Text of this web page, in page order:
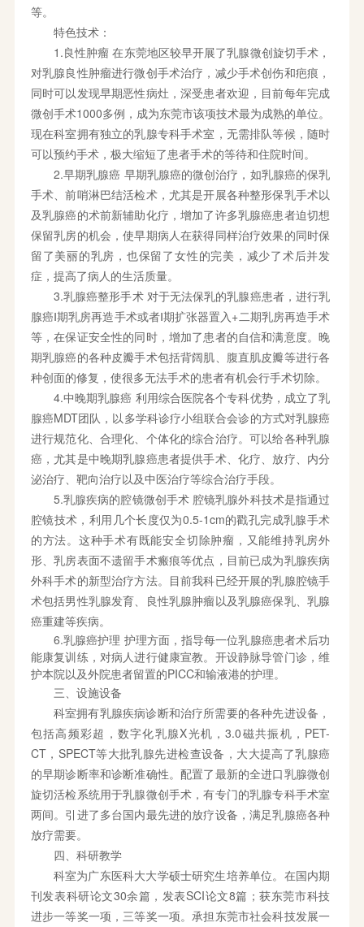
等。
特色技术：
1.良性肿瘤 在东莞地区较早开展了乳腺微创旋切手术，
对乳腺良性肿瘤进行微创手术治疗，减少手术创伤和疤痕，
同时可以发现早期恶性病灶，深受患者欢迎，目前每年完成
微创手术1000多例，成为东莞市该项技术最为成熟的单位。
现在科室拥有独立的乳腺专科手术室，无需排队等候，随时
可以预约手术，极大缩短了患者手术的等待和住院时间。
2.早期乳腺癌 早期乳腺癌的微创治疗，如乳腺癌的保乳
手术、前哨淋巴结活检术，尤其是开展各种整形保乳手术以
及乳腺癌的术前新辅助化疗，增加了许多乳腺癌患者迫切想
保留乳房的机会，使早期病人在获得同样治疗效果的同时保
留了美丽的乳房，也保留了女性的完美，减少了术后并发
症，提高了病人的生活质量。
3.乳腺癌整形手术 对于无法保乳的乳腺癌患者，进行乳
腺癌Ⅰ期乳房再造手术或者Ⅰ期扩张器置入+二期乳房再造手术
等，在保证安全性的同时，增加了患者的自信和满意度。晚
期乳腺癌的各种皮瓣手术包括背阔肌、腹直肌皮瓣等进行各
种创面的修复，使很多无法手术的患者有机会行手术切除。
4.中晚期乳腺癌 利用综合医院各个专科优势，成立了乳
腺癌MDT团队，以多学科诊疗小组联合会诊的方式对乳腺癌
进行规范化、合理化、个体化的综合治疗。可以给各种乳腺
癌，尤其是中晚期乳腺癌患者提供手术、化疗、放疗、内分
泌治疗、靶向治疗以及中医治疗等综合治疗手段。
5.乳腺疾病的腔镜微创手术 腔镜乳腺外科技术是指通过
腔镜技术，利用几个长度仅为0.5-1cm的戳孔完成乳腺手术
的方法。这种手术有既能安全切除肿瘤，又能维持乳房外
形、乳房表面不遗留手术瘢痕等优点，目前已成为乳腺疾病
外科手术的新型治疗方法。目前我科已经开展的乳腺腔镜手
术包括男性乳腺发育、良性乳腺肿瘤以及乳腺癌保乳、乳腺
癌重建等疾病。
6.乳腺癌护理 护理方面，指导每一位乳腺癌患者术后功
能康复训练，对病人进行健康宣教。开设静脉导管门诊，维
护本院以及外院患者留置的PICC和输液港的护理。
三、设施设备
科室拥有乳腺疾病诊断和治疗所需要的各种先进设备，
包括高频彩超，数字化乳腺X光机，3.0磁共振机，PET-
CT，SPECT等大批乳腺先进检查设备，大大提高了乳腺癌
的早期诊断率和诊断准确性。配置了最新的全进口乳腺微创
旋切活检系统用于乳腺微创手术，有专门的乳腺专科手术室
两间。引进了多台国内最先进的放疗设备，满足乳腺癌各种
放疗需要。
四、科研教学
科室为广东医科大大学硕士研究生培养单位。在国内期
刊发表科研论文30余篇，发表SCI论文8篇；获东莞市科技
进步一等奖一项，三等奖一项。承担东莞市社会科技发展一